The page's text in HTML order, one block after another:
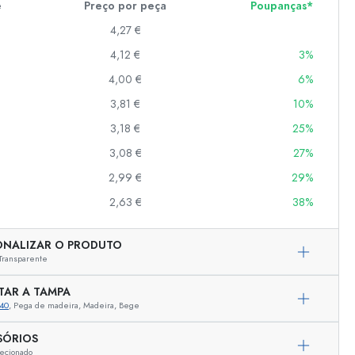
Preço por peça
Poupanças*
4,27 €
4,12 €
3%
4,00 €
6%
3,81 €
10%
3,18 €
25%
3,08 €
27%
2,99 €
29%
2,63 € 38%
O PRODUTO
A TAMPA
, Pega de madeira, Madeira, Bege